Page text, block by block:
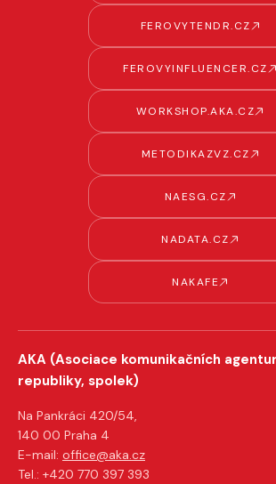
FEROVYTENDR.CZ
FEROVYINFLUENCER.CZ
WORKSHOP.AKA.CZ
METODIKAZVZ.CZ
NAESG.CZ
NADATA.CZ
NAKAFE
AKA (Asociace komunikačních
republiky, spolek)
Na Pankráci 420/54,
140 00 Praha 4
E-mail: office@aka.cz
Tel.: +420 770 397 393